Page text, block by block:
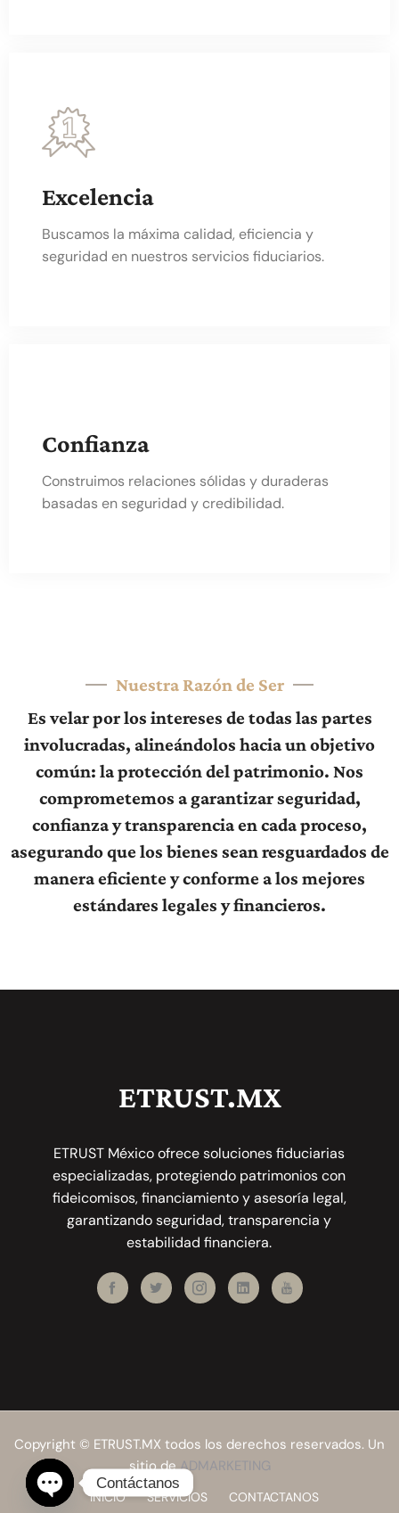
Excelencia
Buscamos la máxima calidad, eficiencia y
seguridad en nuestros servicios fiduciarios.
Confianza
Construimos relaciones sólidas y duraderas
basadas en seguridad y credibilidad.
Nuestra Razón de Ser
Es velar por los intereses de todas las partes
involucradas, alineándolos hacia un objetivo
común: la protección del patrimonio. Nos
comprometemos a garantizar seguridad,
confianza y transparencia en cada proceso,
asegurando que los bienes sean resguardados de
manera eficiente y conforme a los mejores
estándares legales y financieros.
ETRUST.MX
ETRUST México ofrece soluciones fiduciarias
especializadas, protegiendo patrimonios con
fideicomisos, financiamiento y asesoría legal,
garantizando seguridad, transparencia y
estabilidad financiera.
Copyright © ETRUST.MX todos los derechos reservados. Un
sitio deADMARKETING
INICIO SERVICIOS CONTACTANOS
Contáctanos